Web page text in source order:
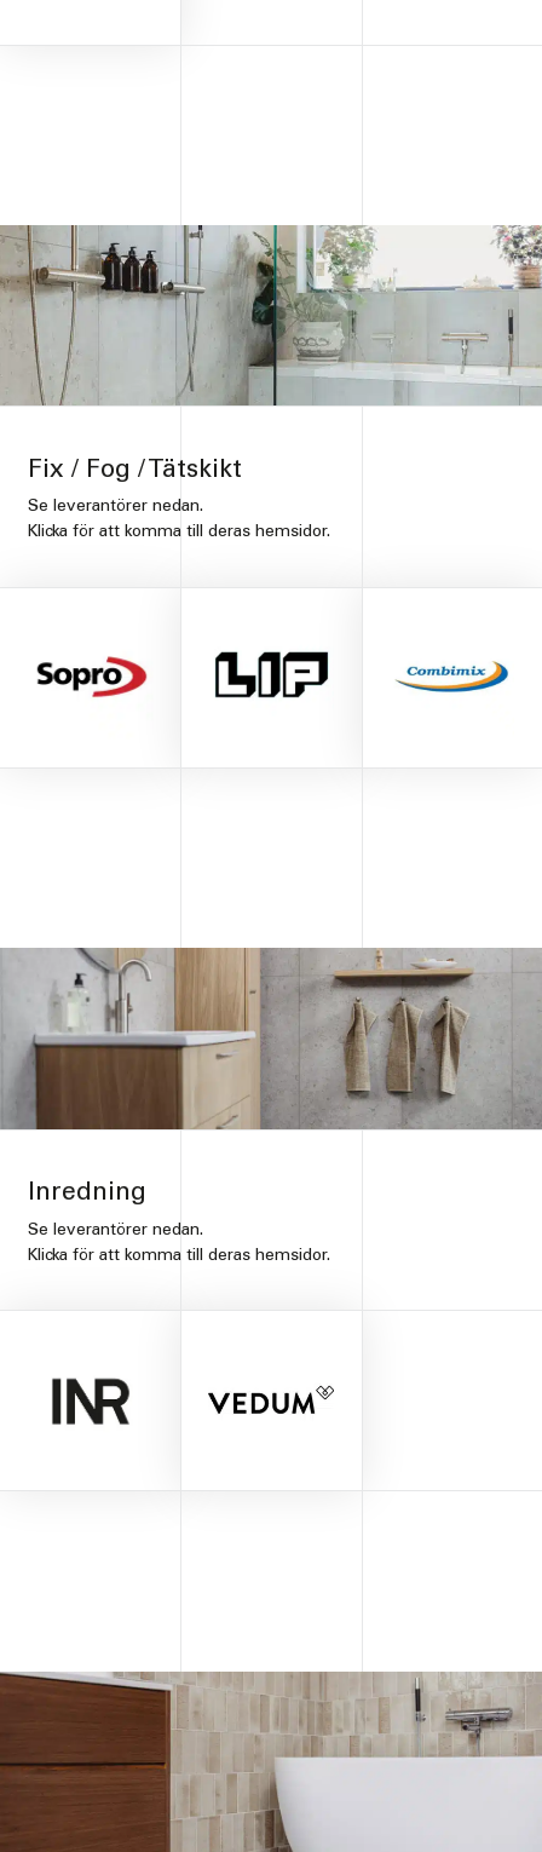
Fix / Fog / Tätskikt
Se leverantörer nedan.
Klicka för att komma till deras hemsidor.
Inredning
Se leverantörer nedan.
Klicka för att komma till deras hemsidor.